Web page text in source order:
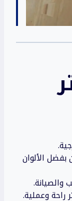
الألوان
والصيانة.
راحة وعملية.